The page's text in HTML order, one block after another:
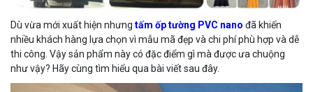
Dù vừa mới xuất hiện nhưng tấm ốp tường PVC nano đã khiến
nhiều khách hàng lựa chọn vì mẫu mã đẹp và chi phí phù hợp và dễ
thi công. Vậy sản phẩm này có đặc điểm gì mà được ưa chuộng
như vậy? Hãy cùng tìm hiểu qua bài viết sau đây.